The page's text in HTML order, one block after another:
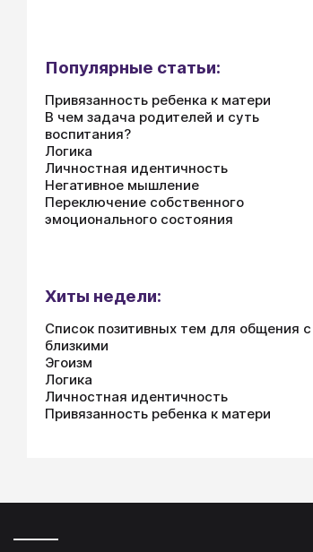
Популярные статьи:
Привязанность ребенка к матери
В чем задача родителей и суть
воспитания?
Логика
Личностная идентичность
Негативное мышление
Переключение собственного
эмоционального состояния
Хиты недели:
Список позитивных тем для общения с
близкими
Эгоизм
Логика
Личностная идентичность
Привязанность ребенка к матери